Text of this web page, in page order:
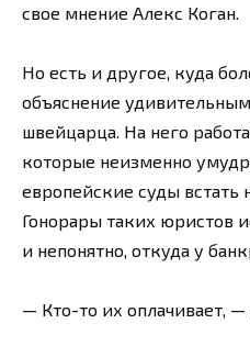
свое мнение Алекс Коган.
Но есть и другое, куда
объяснение
швейцарца. На него
которые неизменно
европейские суды встать
Гонорары таких юристов
и непонятно, откуда у
— Кто-то их оплачивает, —